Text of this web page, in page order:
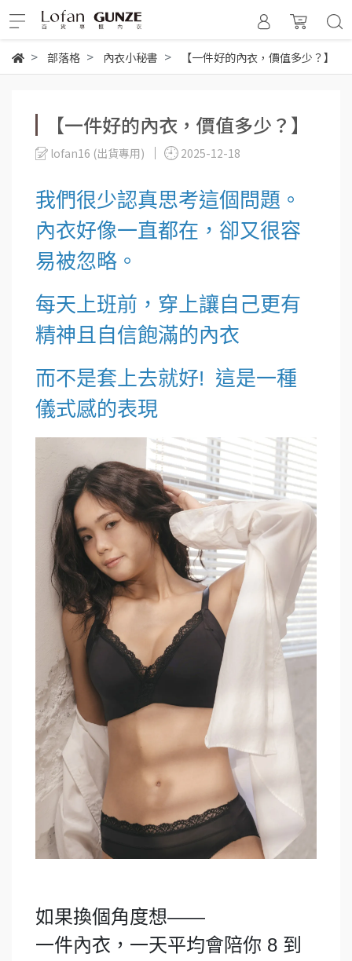
部落格 內衣小秘書 【一件好的內衣，價值多少？】
【一件好的內衣，價值多少？】
lofan16 (出貨專用) 2025-12-18
我們很少認真思考這個問題。
內衣好像一直都在，卻又很容
易被忽略。
每天上班前，穿上讓自己更有
精神且自信飽滿的內衣
而不是套上去就好! 這是一種
儀式感的表現
如果換個角度想——
一件內衣，一天平均會陪你 8 到